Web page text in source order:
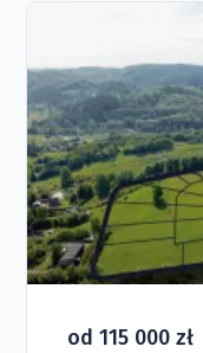
od 115 000 zł